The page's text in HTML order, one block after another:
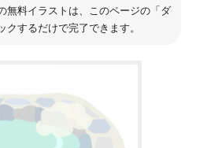
無料イラストは、このページの「ダ
するだけで完了できます。